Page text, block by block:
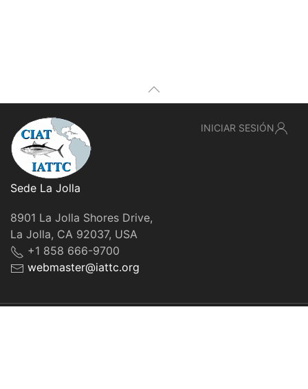
Sede La Jolla
8901 La Jolla Shores Drive,
La Jolla, CA 92037, USA
+1 858 666-9700
webmaster@iattc.org
INICIAR SESIÓN